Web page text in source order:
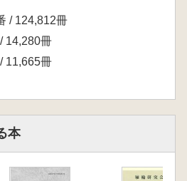
と編年 岡安光彦
第2号> 1985.12
と編年 臼杵 勲
のプロトコル
変量解析 臼杵 勲
/ 124,812冊
14,280冊
11,665冊
本